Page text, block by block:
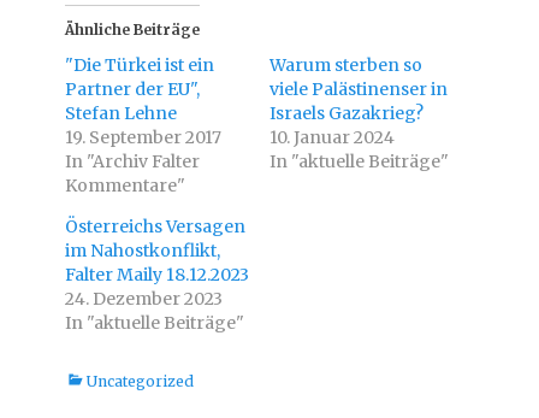
,
u
m
ü
b
e
r
T
i
t
t
e
u
t
e
i
l
e
n
(
d
,
u
m
a
u
f
F
a
e
b
o
o
u
t
e
e
n
(
r
d
Ähnliche Beiträge
"Die Türkei ist ein
Partner der EU",
Stefan Lehne
19. September 2017
In "Archiv Falter
Kommentare"
Warum sterben so
viele Palästinenser in
Israels Gazakrieg?
10. Januar 2024
In "aktuelle Beiträge"
Österreichs Versagen
im Nahostkonflikt,
Falter Maily 18.12.2023
24. Dezember 2023
In "aktuelle Beiträge"
Kategorien
Uncategorized